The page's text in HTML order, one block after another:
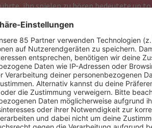
ihn spielen zu hören bedeutete up
Mixing Technik brachte es
und in Münchens renommierten
Time Warp Events und
Clubs und Treffpunkten, wo Karotte
Watergate Berlin, The Womb in Tokyo,